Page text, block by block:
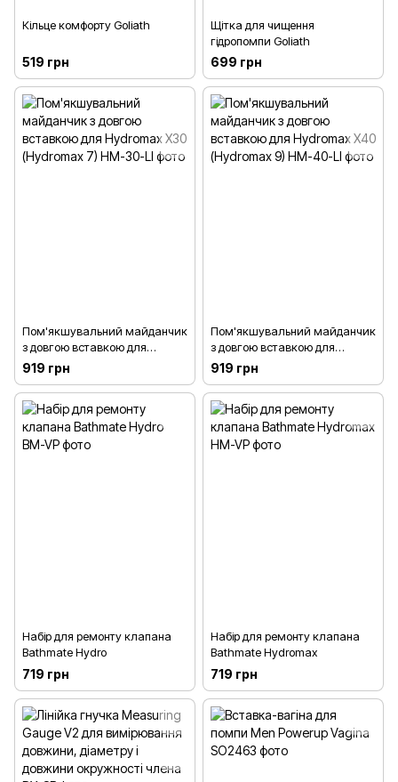
Кільце комфорту Goliath
519 грн
Щітка для чищення
гідропомпи Goliath
699 грн
Пом'якшувальний майданчик
з довгою вставкою для
Hydromax X30 (Hydromax 7)
919 грн
Пом'якшувальний майданчик
з довгою вставкою для
Hydromax X40 (Hydromax 9)
919 грн
Набір для ремонту клапана
Bathmate Hydro
719 грн
Набір для ремонту клапана
Bathmate Hydromax
719 грн